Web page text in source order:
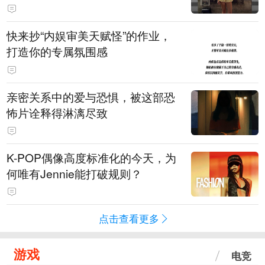
快来抄“内娱审美天赋怪”的作业，
打造你的专属氛围感
亲密关系中的爱与恐惧，被这部恐
怖片诠释得淋漓尽致
K-POP偶像高度标准化的今天，为
何唯有Jennie能打破规则？
点击查看更多
游戏 电竞